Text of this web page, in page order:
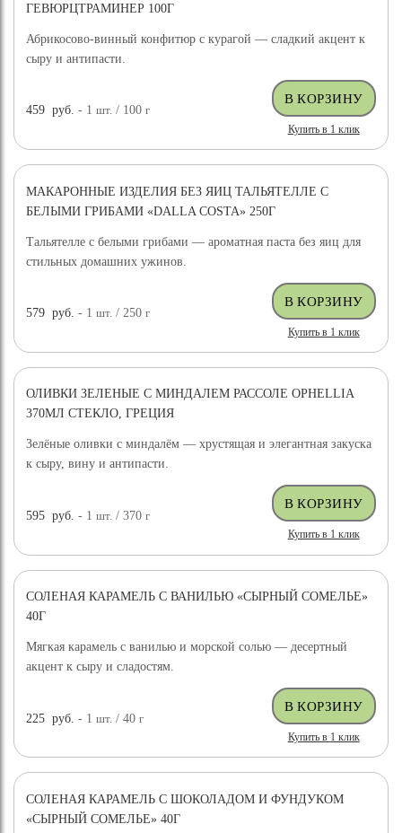
ГЕВЮРЦТРАМИНЕР 100Г
Абрикосово-винный конфитюр с курагой — сладкий акцент к
сыру и антипасти.
459 руб. - 1шт. / 100г
Купить в 1 клик
МАКАРОННЫЕ ИЗДЕЛИЯ БЕЗ ЯИЦ ТАЛЬЯТЕЛЛЕ С
БЕЛЫМИ ГРИБАМИ «DALLA COSTA» 250Г
Тальятелле с белыми грибами — ароматная паста без яиц для
стильных домашних ужинов.
579 руб. - 1шт. / 250г
Купить в 1 клик
ОЛИВКИ ЗЕЛЕНЫЕ С МИНДАЛЕМ РАССОЛЕ OPHELLIA
370МЛ СТЕКЛО, ГРЕЦИЯ
Зелёные оливки с миндалём — хрустящая и элегантная закуска
к сыру, вину и антипасти.
595 руб. - 1шт. / 370г
Купить в 1 клик
СОЛЕНАЯ КАРАМЕЛЬ С ВАНИЛЬЮ «СЫРНЫЙ СОМЕЛЬЕ»
40Г
Мягкая карамель с ванилью и морской солью — десертный
акцент к сыру и сладостям.
225 руб. - 1шт. / 40г
Купить в 1 клик
СОЛЕНАЯ КАРАМЕЛЬ С ШОКОЛАДОМ И ФУНДУКОМ
«СЫРНЫЙ СОМЕЛЬЕ» 40Г